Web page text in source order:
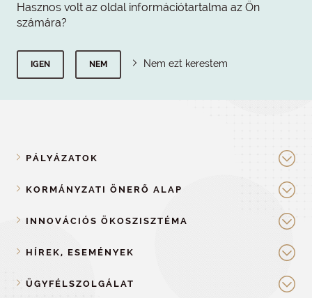
Hasznos volt az oldal információtartalma az Ön
számára?
IGEN NEM Nem ezt kerestem
PÁLYÁZATOK
KORMÁNYZATI ÖNERŐ ALAP
INNOVÁCIÓS ÖKOSZISZTÉMA
HÍREK, ESEMÉNYEK
ÜGYFÉLSZOLGÁLAT